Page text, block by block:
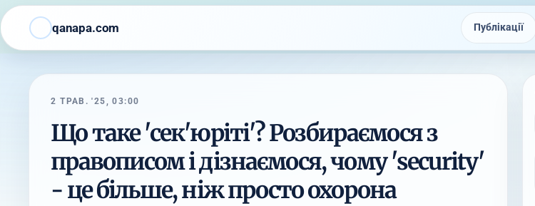
qanapa.com Публікації
2 ТРАВ. '25, 03:00
Що таке 'сек'юріті'? Розбираємося з
правописом і дізнаємося, чому 'security'
- це більше, ніж просто охорона